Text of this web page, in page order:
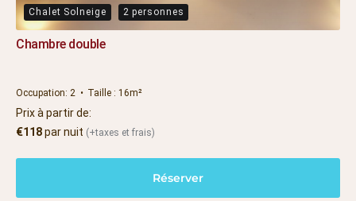
Chalet Solneige 2 personnes
Chambre double
Occupation: 2 Taille : 16m²
Prix à partir de:
€118par nuit (+taxes et frais)
Réserver